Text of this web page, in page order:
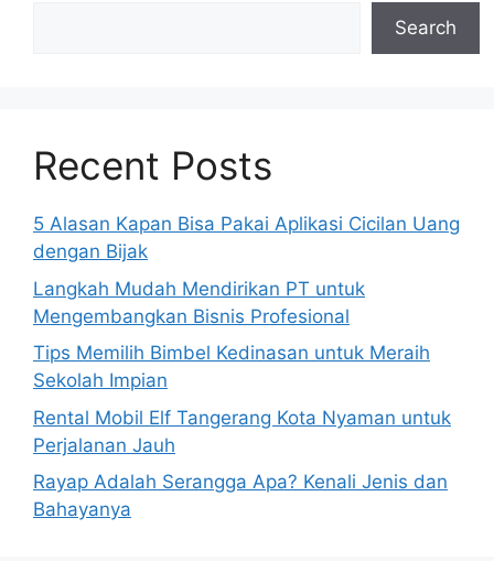
Search
Recent Posts
5 Alasan Kapan Bisa Pakai Aplikasi Cicilan Uang
dengan Bijak
Langkah Mudah Mendirikan PT untuk
Mengembangkan Bisnis Profesional
Tips Memilih Bimbel Kedinasan untuk Meraih
Sekolah Impian
Rental Mobil Elf Tangerang Kota Nyaman untuk
Perjalanan Jauh
Rayap Adalah Serangga Apa? Kenali Jenis dan
Bahayanya